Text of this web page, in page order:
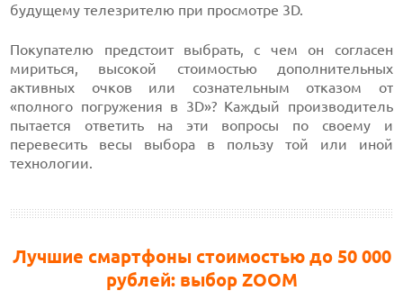
будущему телезрителю при просмотре 3D.
Покупателю предстоит выбрать, с чем он согласен
мириться, высокой стоимостью дополнительных
активных очков или сознательным отказом от
«полного погружения в 3D»? Каждый производитель
пытается ответить на эти вопросы по своему и
перевесить весы выбора в пользу той или иной
технологии.
Лучшие смартфоны стоимостью до 50 000
рублей: выбор ZOOM